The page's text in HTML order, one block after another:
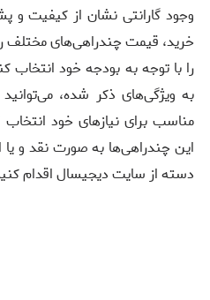
وجود گارانتی نشان از کیفیت
خرید، قیمت چندراهی‌های مختلف
را با توجه به بودجه خود انتخاب
به ویژگی‌های ذکر شده،
مناسب برای نیازهای خود
این چندراهی‌ها به صورت نقد و
دسته از سایت دیجیسال اقدام